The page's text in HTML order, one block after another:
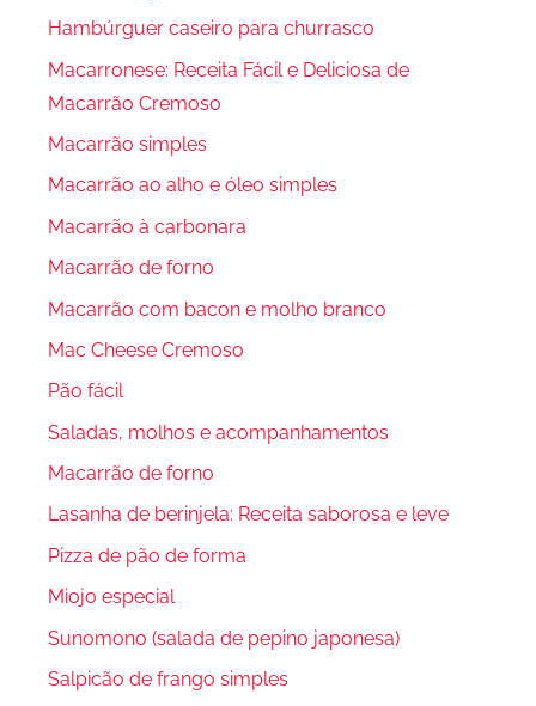
Hambúrguer caseiro para churrasco
Macarronese: Receita Fácil e Deliciosa de
Macarrão Cremoso
Macarrão simples
Macarrão ao alho e óleo simples
Macarrão à carbonara
Macarrão de forno
Macarrão com bacon e molho branco
Mac Cheese Cremoso
Pão fácil
Saladas, molhos e acompanhamentos
Macarrão de forno
Lasanha de berinjela: Receita saborosa e leve
Pizza de pão de forma
Miojo especial
Sunomono (salada de pepino japonesa)
Salpicão de frango simples